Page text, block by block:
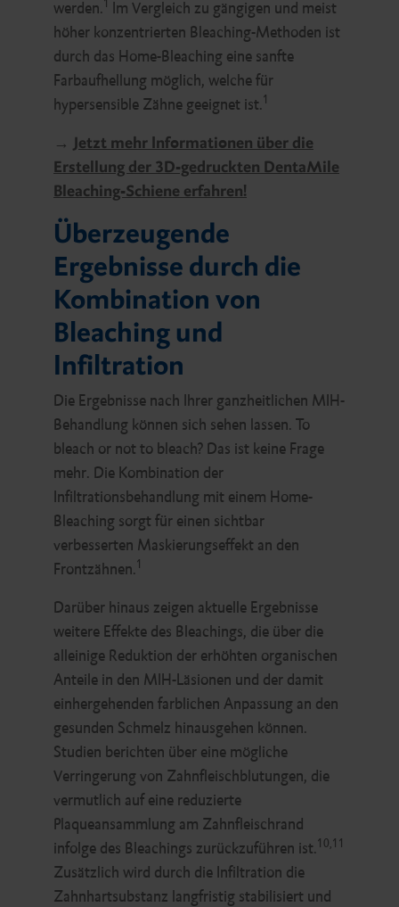
werden.1 Im Vergleich zu gängigen und meist
höher konzentrierten Bleaching-Methoden ist
durch das Home-Bleaching eine sanfte
Farbaufhellung möglich, welche für
hypersensible Zähne geeignet ist.1
→ Jetzt mehr Informationen über die
Erstellung der 3D-gedruckten DentaMile
Bleaching-Schiene erfahren!
Überzeugende
Ergebnisse durch die
Kombination von
Bleaching und
Infiltration
Die Ergebnisse nach Ihrer ganzheitlichen MIH-
Behandlung können sich sehen lassen. To
bleach or not to bleach? Das ist keine Frage
mehr. Die Kombination der
Infiltrationsbehandlung mit einem Home-
Bleaching sorgt für einen sichtbar
verbesserten Maskierungseffekt an den
Frontzähnen.1
Darüber hinaus zeigen aktuelle Ergebnisse
weitere Effekte des Bleachings, die über die
alleinige Reduktion der erhöhten organischen
Anteile in den MIH-Läsionen und der damit
einhergehenden farblichen Anpassung an den
gesunden Schmelz hinausgehen können.
Studien berichten über eine mögliche
Verringerung von Zahnfleischblutungen, die
vermutlich auf eine reduzierte
Plaqueansammlung am Zahnfleischrand
infolge des Bleachings zurückzuführen ist.10,11
Zusätzlich wird durch die Infiltration die
Zahnhartsubstanz langfristig stabilisiert und